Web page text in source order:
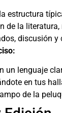
estructura
de la
discusión y
un lenguaje
en tus
de la